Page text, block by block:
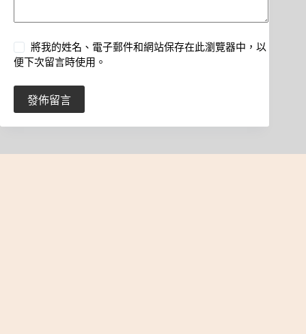
將我的姓名、電子郵件和網站保存在此瀏覽器中，以
便下次留言時使用。
發佈留言